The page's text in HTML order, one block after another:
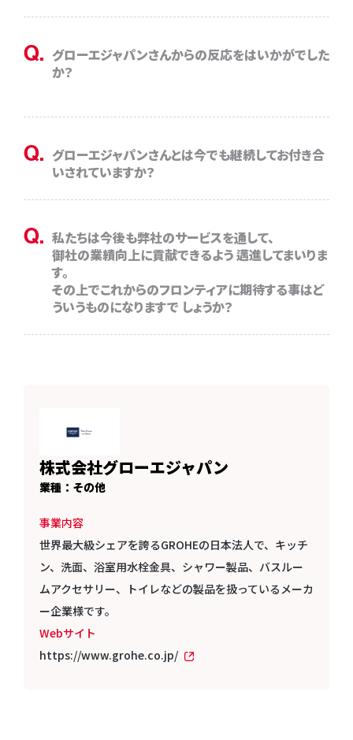
Q. グローエジャパンさんからの反応をはいかがでした
か？
Q. グローエジャパンさんとは今でも継続してお付き合
いされていますか？
Q. 私たちは今後も弊社のサービスを通して、
御社の業績向上に貢献できるよう 邁進してまいりま
す。
その上でこれからのフロンティアに期待する事はど
ういうものになりますで しょうか？
株式会社グローエジャパン
業種：その他
事業内容
世界最大級シェアを誇るGROHEの日本法人で、キッチ
ン、洗面、浴室用水栓金具、シャワー製品、バスルー
ムアクセサリー、トイレなどの製品を扱っているメーカ
ー企業様です。
Webサイト
https://www.grohe.co.jp/